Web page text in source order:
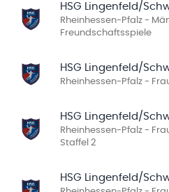
HSG Lingenfeld/
Rheinhessen-Pfalz -
Freundschaftsspiele
HSG Lingenfeld/
Rheinhessen-Pfalz -
HSG Lingenfeld/
Rheinhessen-Pfalz -
Staffel 2
HSG Lingenfeld/